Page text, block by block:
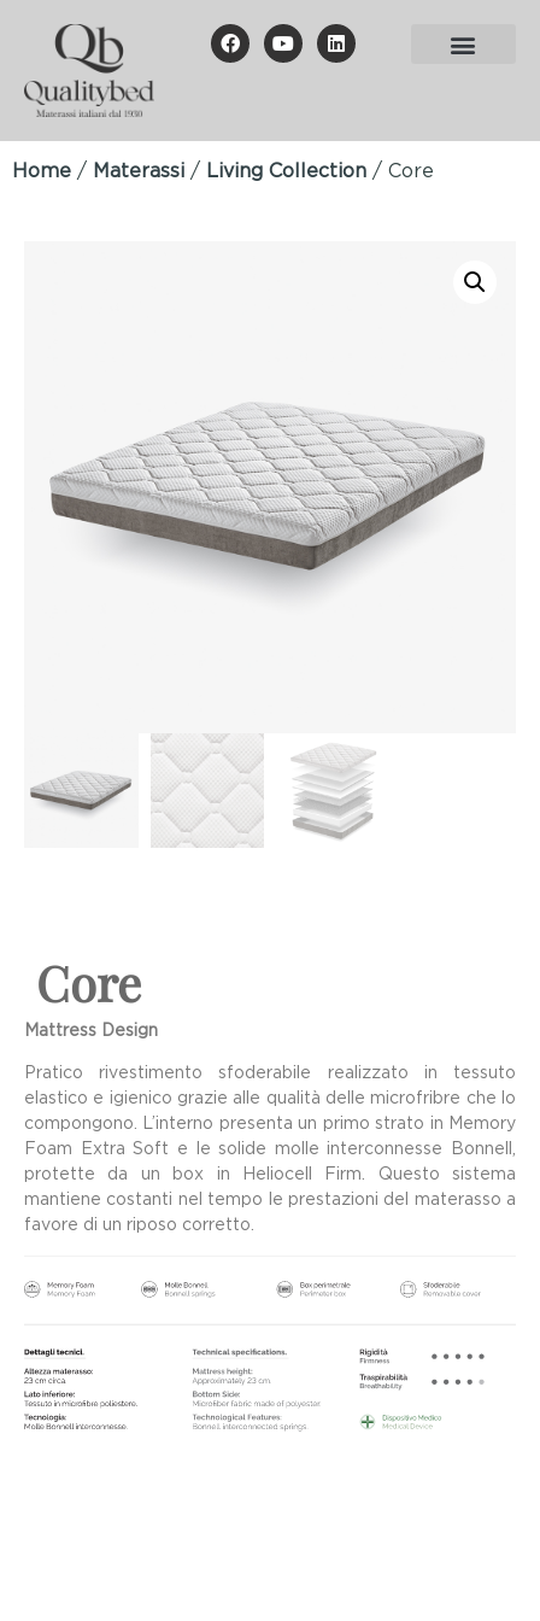
Home / Materassi / Living Collection / Core
Core
Mattress Design
Pratico rivestimento sfoderabile realizzato in tessuto
elastico e igienico grazie alle qualità delle microfribre che lo
compongono. L’interno presenta un primo strato in Memory
Foam Extra Soft e le solide molle interconnesse Bonnell,
protette da un box in Heliocell Firm. Questo sistema
mantiene costanti nel tempo le prestazioni del materasso a
favore di un riposo corretto.